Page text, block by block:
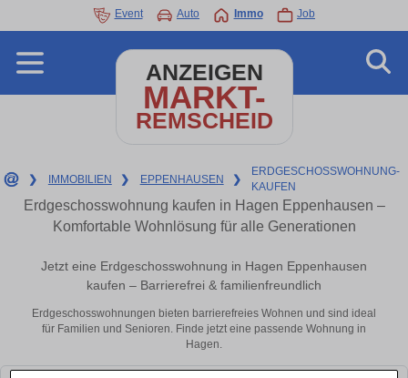
Event Auto Immo Job
ANZEIGEN
MARKT-
REMSCHEID
❯ IMMOBILIEN ❯ EPPENHAUSEN ❯
ERDGESCHOSSWOHNUNG-
KAUFEN
Erdgeschosswohnung kaufen in Hagen Eppenhausen –
Komfortable Wohnlösung für alle Generationen
Jetzt eine Erdgeschosswohnung in Hagen Eppenhausen
kaufen – Barrierefrei & familienfreundlich
Erdgeschosswohnungen bieten barrierefreies Wohnen und sind ideal
für Familien und Senioren. Finde jetzt eine passende Wohnung in
Hagen.